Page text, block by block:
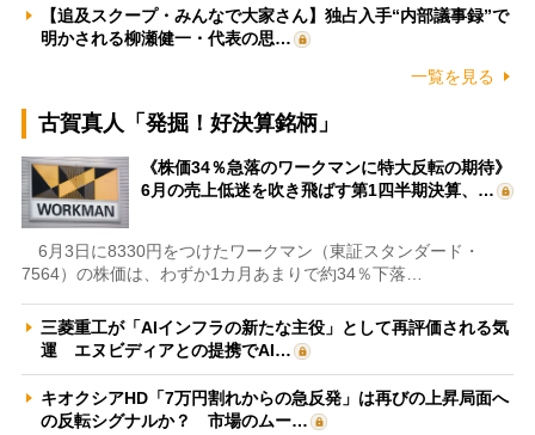
【追及スクープ・みんなで大家さん】独占入手“内部議事録”で
明かされる柳瀬健一・代表の思…
一覧を見る
古賀真人「発掘！好決算銘柄」
《株価34％急落のワークマンに特大反転の期待》
6月の売上低迷を吹き飛ばす第1四半期決算、…
6月3日に8330円をつけたワークマン（東証スタンダード・
7564）の株価は、わずか1カ月あまりで約34％下落…
三菱重工が「AIインフラの新たな主役」として再評価される気
運 エヌビディアとの提携でAI…
キオクシアHD「7万円割れからの急反発」は再びの上昇局面へ
の反転シグナルか？ 市場のムー…